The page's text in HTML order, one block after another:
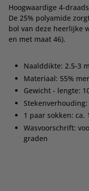
Hoogwaardige 4-
De 25% polyamide
bol van deze heerlijke
en met maat 46).
Naalddikte: 2.5-3
Materiaal: 55%
Gewicht - lengte:
1 paar sokken: ca.
Wasvoorschrift:
graden